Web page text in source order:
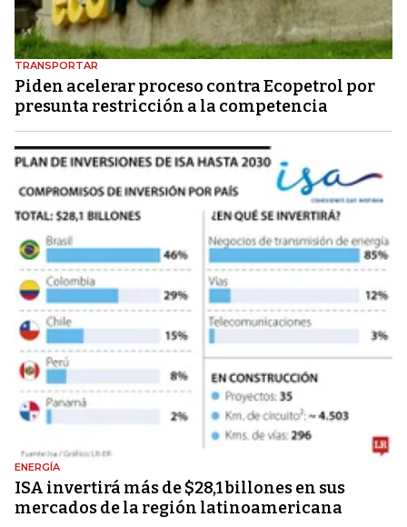
TRANSPORTAR
Piden acelerar proceso contra Ecopetrol por
presunta restricción a la competencia
ENERGÍA
ISA invertirá más de $28,1 billones en sus
mercados de la región latinoamericana